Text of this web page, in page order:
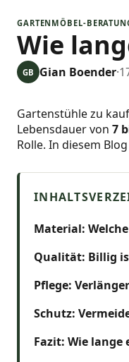
GARTENMÖBEL-
Wie
GB Gian Boender·
Gartenstühle zu
Lebensdauer von 7
Rolle. In diesem
Material:
Qualität: Billig
Pflege:
Schutz:
Fazit: Wie